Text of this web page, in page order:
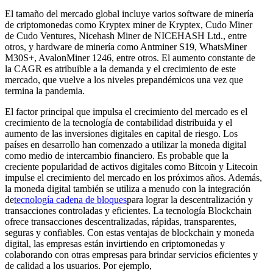
El tamaño del mercado global incluye varios software de minería
de criptomonedas como Kryptex miner de Kryptex, Cudo Miner
de Cudo Ventures, Nicehash Miner de NICEHASH Ltd., entre
otros, y hardware de minería como Antminer S19, WhatsMiner
M30S+, AvalonMiner 1246, entre otros. El aumento constante de
la CAGR es atribuible a la demanda y el crecimiento de este
mercado, que vuelve a los niveles prepandémicos una vez que
termina la pandemia.
El factor principal que impulsa el crecimiento del mercado es el
crecimiento de la tecnología de contabilidad distribuida y el
aumento de las inversiones digitales en capital de riesgo. Los
países en desarrollo han comenzado a utilizar la moneda digital
como medio de intercambio financiero. Es probable que la
creciente popularidad de activos digitales como Bitcoin y Litecoin
impulse el crecimiento del mercado en los próximos años. Además,
la moneda digital también se utiliza a menudo con la integración
detecnología cadena de bloquespara lograr la descentralización y
transacciones controladas y eficientes. La tecnología Blockchain
ofrece transacciones descentralizadas, rápidas, transparentes,
seguras y confiables. Con estas ventajas de blockchain y moneda
digital, las empresas están invirtiendo en criptomonedas y
colaborando con otras empresas para brindar servicios eficientes y
de calidad a los usuarios. Por ejemplo,